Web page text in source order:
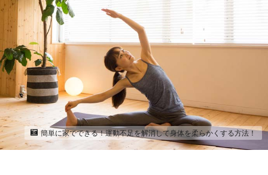
簡単に家でできる！運動不足を解消して身体を柔らかくする方法！